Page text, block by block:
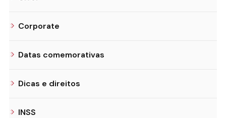
Corporate
Datas comemorativas
Dicas e direitos
INSS